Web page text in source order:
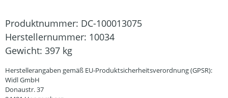
Produktnummer: DC-100013075
Herstellernummer: 10034
Gewicht: 397 kg
Herstellerangaben gemäß EU-Produktsicherheitsverordnung (GPSR):
Widl GmbH
Donaustr. 37